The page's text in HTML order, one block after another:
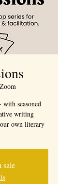
Zoom
seasoned
writing
own literary
sale